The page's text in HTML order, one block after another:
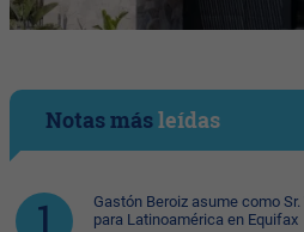
Notas másleídas
Gastón Beroiz asume como
para Latinoamérica en Equifax